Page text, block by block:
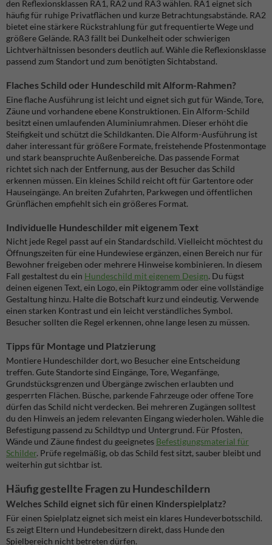
den Reflexionsklassen RA1, RA2 und RA3 wählen. RA1 eignet sich
häufig für ruhige Privatflächen und kurze Betrachtungsabstände. RA2
bietet eine stärkere Rückstrahlung für gut frequentierte Wege und
größere Gelände. RA3 fällt bei Dunkelheit oder schwierigen
Lichtverhältnissen besonders deutlich auf. Wähle die Reflexionsklasse
passend zum Standort und zum benötigten Sichtabstand.
Flaches Schild oder Hundeschild mit Alform-Rahmen?
Eine flache Ausführung ist leicht und eignet sich gut für Wände, Tore,
Zäune und vorhandene ebene Konstruktionen. Ein Alform-Schild
besitzt einen umlaufenden Aluminiumrahmen. Dieser erhöht die
Steifigkeit und schützt die Schildkanten. Die Alform-Ausführung ist
daher interessant für größere Formate, freistehende Pfostenmontage
und stark beanspruchte Außenbereiche. Das passende Format
richtet sich nach der Entfernung, aus der Besucher das Schild
erkennen müssen. Ein kleines Schild reicht oft für Gartentore oder
Hauseingänge. An breiten Zufahrten, Parkwegen und öffentlichen
Grünflächen empfiehlt sich ein größeres Format.
Individuelle Hundeschilder mit eigenem Text
Nicht jede Regel passt auf ein Standardschild. Vielleicht möchtest du
Öffnungszeiten für eine Hundewiese ergänzen, einen Bereich nur für
Bewohner freigeben oder mehrere Hinweise kombinieren. In diesem
Fall gestaltest du ein Hundeschild mit eigenem Design. Du fügst
deinen eigenen Text, ein Logo, ein Piktogramm oder eine vollständige
Gestaltung hinzu. Halte die Botschaft kurz und eindeutig. Verwende
einen starken Kontrast und ein leicht verständliches Symbol.
Besucher sollten die Regel erkennen, ohne lange lesen zu müssen.
Tipps für Montage und Platzierung
Montiere Hundeschilder dort, wo Besucher eine Entscheidung
treffen. Gute Standorte sind Eingänge, Tore, Weganfänge,
Grundstücksgrenzen und Übergänge zwischen erlaubten und
gesperrten Flächen. Büsche, parkende Fahrzeuge oder offene Tore
dürfen das Schild nicht verdecken. Bei mehreren Zugängen solltest
du den Hinweis an jedem relevanten Eingang wiederholen. Wähle die
Befestigung passend zu Schildtyp und Untergrund. Für Pfosten,
Wände und Zäune findest du geeignetes Befestigungsmaterial für
Schilder. Prüfe regelmäßig, ob das Schild fest sitzt, sauber bleibt und
weiterhin gut sichtbar ist.
Häufig gestellte Fragen zu Hundeschildern
Welches Schild eignet sich für einen Kinderspielplatz?
Für einen Spielplatz eignet sich meist ein klares Hundeverbotsschild.
Es zeigt Eltern und Hundebesitzern direkt, dass Hunde den
Spielbereich nicht betreten dürfen.